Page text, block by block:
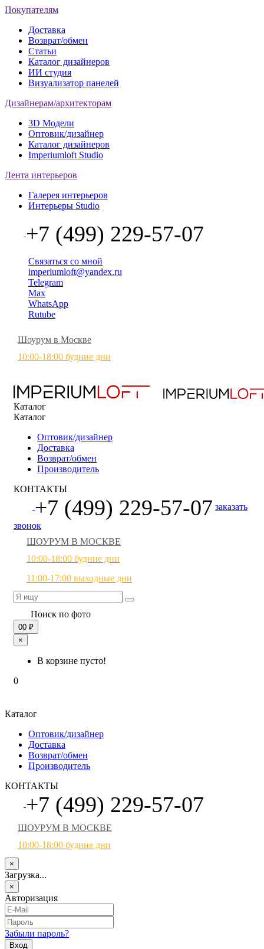
Покупателям
Доставка
Возврат/обмен
Статьи
Каталог дизайнеров
ИИ студия
Визуализатор панелей
Дизайнерам/архитекторам
3D Модели
Оптовик/дизайнер
Каталог дизайнеров
Imperiumloft Studio
Лента интерьеров
Галерея интерьеров
Интерьеры Studio
+7 (499) 229-57-07
Связаться со мной
imperiumloft@yandex.ru
Telegram
Max
WhatsApp
Rutube
Шоурум в Москве
10:00-18:00 будние дни
Каталог
Каталог
Оптовик/дизайнер
Доставка
Возврат/обмен
Производитель
КОНТАКТЫ
+7 (499) 229-57-07 заказать
звонок
ШОУРУМ В МОСКВЕ
10:00-18:00 будние дни
11:00-17:00 выходные дни
Поиск по фото
00 ₽
×
В корзине пусто!
0
Каталог
Оптовик/дизайнер
Доставка
Возврат/обмен
Производитель
КОНТАКТЫ
+7 (499) 229-57-07
ШОУРУМ В МОСКВЕ
10:00-18:00 будние дни
×
Загрузка...
×
Авторизация
Забыли пароль?